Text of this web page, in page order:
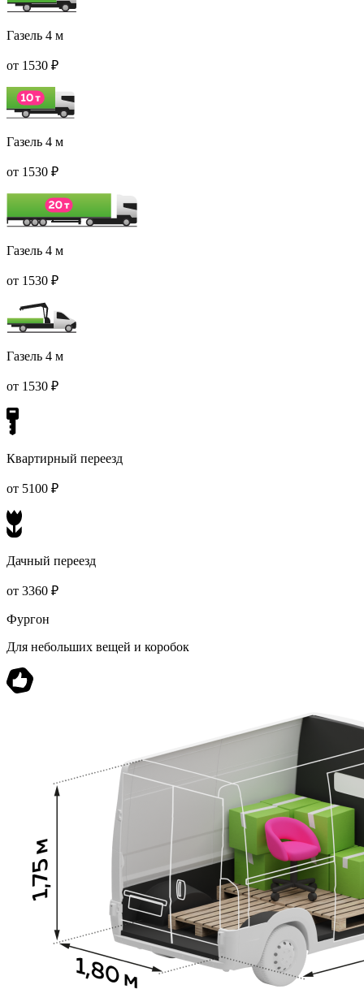
Газель 4 м
от 1530 ₽
Газель 4 м
от 1530 ₽
Газель 4 м
от 1530 ₽
Газель 4 м
от 1530 ₽
Квартирный переезд
от 5100 ₽
Дачный переезд
от 3360 ₽
Фургон
Для небольших вещей и коробок